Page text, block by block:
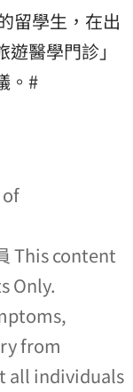
留學生，在出
醫學門診」
。#
of
This content
Only.
from
all individuals